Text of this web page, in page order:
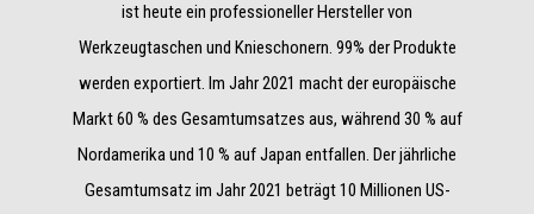
ist heute ein professioneller Hersteller von
Werkzeugtaschen und Knieschonern. 99% der Produkte
werden exportiert. Im Jahr 2021 macht der europäische
Markt 60 % des Gesamtumsatzes aus, während 30 % auf
Nordamerika und 10 % auf Japan entfallen. Der jährliche
Gesamtumsatz im Jahr 2021 beträgt 10 Millionen US-